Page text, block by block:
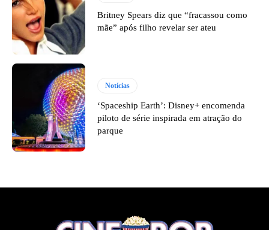
Britney Spears diz que “fracassou como
mãe” após filho revelar ser ateu
Notícias
‘Spaceship Earth’: Disney+ encomenda
piloto de série inspirada em atração do
parque